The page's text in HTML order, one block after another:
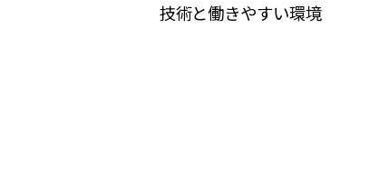
技術と働きやすい環境